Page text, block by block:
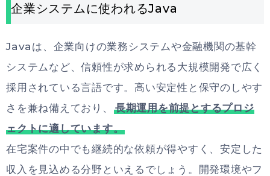
企業システムに使われるJava
Javaは、企業向けの業務システムや金融機関の基幹
システムなど、信頼性が求められる大規模開発で広く
採用されている言語です。高い安定性と保守のしやす
さを兼ね備えており、
長期運用を前提とするプロジ
ェクトに適しています。
在宅案件の中でも継続的な依頼が得やすく、安定した
収入を見込める分野といえるでしょう。開発環境やフ